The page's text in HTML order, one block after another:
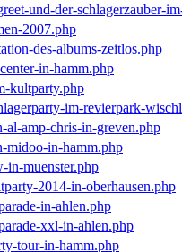
und-der-schlagerzauber-
2007.php
des-albums-zeitlos.php
in-hamm.php
kultparty.php
im-revierpark-
al-amp-chris-in-greven.php
midoo-in-hamm.php
in-muenster.php
2014-in-oberhausen.php
in-ahlen.php
xxl-in-ahlen.php
tour-in-hamm.php